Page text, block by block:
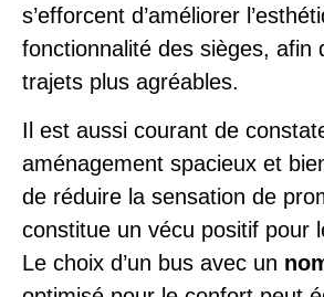
s’efforcent d’améliorer
fonctionnalité des sièges, afin
trajets plus agréables.
Il est aussi courant de
aménagement spacieux et
de réduire la sensation de
constitue un vécu positif pour
Le choix d’un bus avec un